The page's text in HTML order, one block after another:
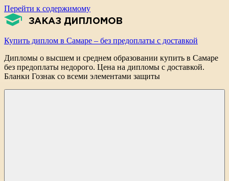
Перейти к содержимому
Купить диплом в Самаре – без предоплаты с доставкой
Дипломы о высшем и среднем образовании купить в Самаре
без предоплаты недорого. Цена на дипломы с доставкой.
Бланки Гознак со всеми элементами защиты